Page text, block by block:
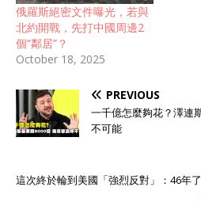
俄羅斯絕密文件曝光，若與
北約開戰，先打中國周邊2
個“鄰居”？
October 18, 2025
PREVIOUS
一千億怎麼夠花？澤連
不可能
這次終於輪到美國「強烈反對」：46年